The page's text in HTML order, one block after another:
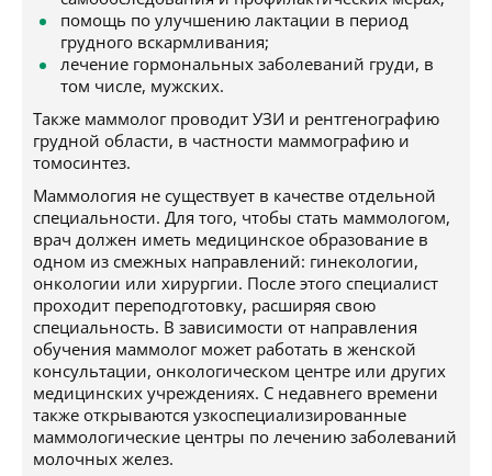
помощь по улучшению лактации в период
грудного вскармливания;
лечение гормональных заболеваний груди, в
том числе, мужских.
Также маммолог проводит УЗИ и рентгенографию
грудной области, в частности маммографию и
томосинтез.
Маммология не существует в качестве отдельной
специальности. Для того, чтобы стать маммологом,
врач должен иметь медицинское образование в
одном из смежных направлений: гинекологии,
онкологии или хирургии. После этого специалист
проходит переподготовку, расширяя свою
специальность. В зависимости от направления
обучения маммолог может работать в женской
консультации, онкологическом центре или других
медицинских учреждениях. С недавнего времени
также открываются узкоспециализированные
маммологические центры по лечению заболеваний
молочных желез.